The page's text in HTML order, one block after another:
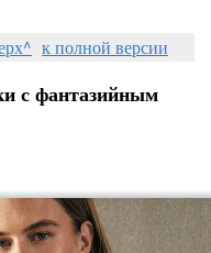
к полной версии
с фантазийным